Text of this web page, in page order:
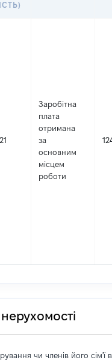
Заробітна
плата
отримана
за
основним
місцем
роботи
чи членів його сім'ї